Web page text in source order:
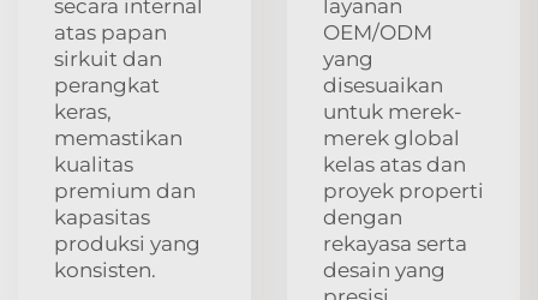
secara internal
atas papan
sirkuit dan
perangkat
keras,
memastikan
kualitas
premium dan
kapasitas
produksi yang
konsisten.
layanan
OEM/ODM
yang
disesuaikan
untuk merek-
merek global
kelas atas dan
proyek properti
dengan
rekayasa serta
desain yang